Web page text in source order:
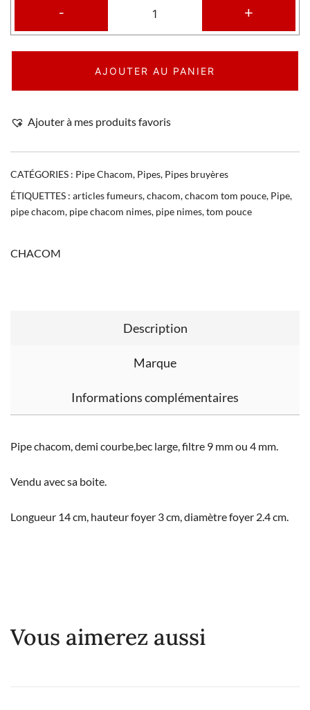
- +
AJOUTER AU PANIER
Ajouter à mes produits favoris
CATÉGORIES : Pipe Chacom, Pipes, Pipes bruyères
ÉTIQUETTES : articles fumeurs,chacom,chacom tom pouce, Pipe,
pipe chacom, pipe chacom nimes, pipe nimes,tom pouce
CHACOM
Description
Marque
Informations complémentaires
Pipe chacom, demi courbe,bec large, filtre 9 mm ou 4 mm.
Vendu avec sa boite.
Longueur 14 cm, hauteur foyer 3 cm, diamètre foyer 2.4 cm.
Vous aimerez aussi